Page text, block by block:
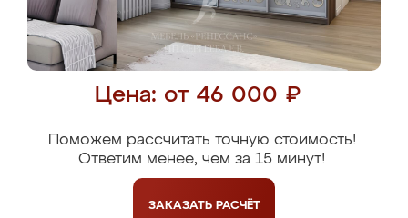
Цена: от 46 000 ₽
Поможем рассчитать точную стоимость!
Ответим менее, чем за 15 минут!
ЗАКАЗАТЬ РАСЧЁТ